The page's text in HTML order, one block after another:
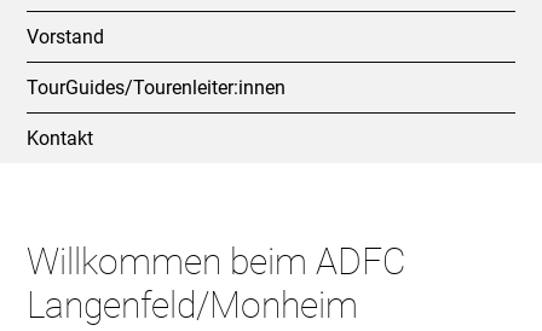
Vorstand
TourGuides/Tourenleiter:innen
Kontakt
Willkommen beim ADFC
Langenfeld/Monheim